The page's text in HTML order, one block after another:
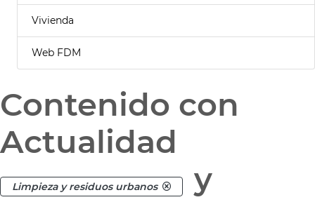
Vivienda
Web FDM
Contenido con
Actualidad
Limpieza y residuos urbanos
y